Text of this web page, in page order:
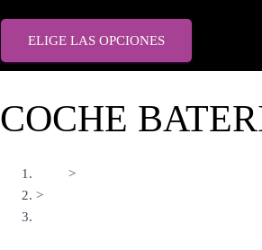
ELIGE LAS OPCIONES
COCHE
>
>